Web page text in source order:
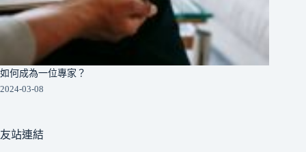
如何成為一位專家？
2024-03-08
友站連結